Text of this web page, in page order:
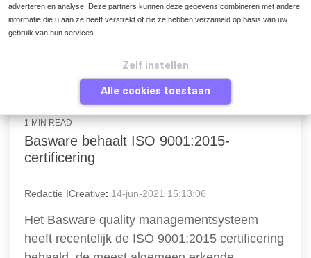
adverteren en analyse. Deze partners kunnen deze gegevens combineren met andere
informatie die u aan ze heeft verstrekt of die ze hebben verzameld op basis van uw
gebruik van hun services.
Zelf instellen
Alle cookies toestaan
Basware
1 MIN READ
Basware behaalt ISO 9001:2015-
certificering
Redactie ICreative: 14-jun-2021 15:13:06
Het Basware quality managementsysteem
heeft recentelijk de ISO 9001:2015 certificering